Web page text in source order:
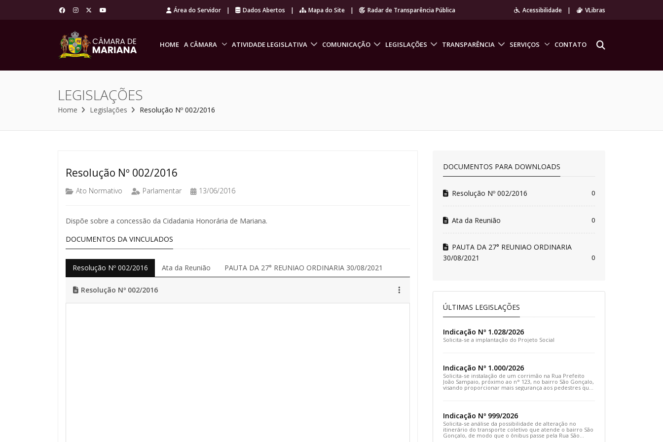
Área do Servidor | Dados Abertos | Mapa do Site | Radar de Transparência Pública Acessibilidade | VLibras
HOME A CÂMARA ATIVIDADE LEGISLATIVA COMUNICAÇÃO LEGISLAÇÕES TRANSPARÊNCIA SERVIÇOS CONTATO
LEGISLAÇÕES
Home Legislações Resolução Nº 002/2016
Resolução Nº 002/2016
Ato Normativo Parlamentar 13/06/2016
Dispõe sobre a concessão da Cidadania Honorária de Mariana.
DOCUMENTOS DA VINCULADOS
Resolução Nº 002/2016 Ata da Reunião PAUTA DA 27° REUNIAO ORDINARIA 30/08/2021
Resolução Nº 002/2016
DOCUMENTOS PARA DOWNLOADS
Resolução Nº 002/2016 0
Ata da Reunião 0
PAUTA DA 27° REUNIAO ORDINARIA
30/08/2021
0
ÚLTIMAS LEGISLAÇÕES
Indicação Nº 1.028/2026
Solicita-se a implantação do Projeto Social
Indicação Nº 1.000/2026
Solicita-se instalação de um corrimão na Rua Prefeito
João Sampaio, próximo ao n° 123, no bairro São Gonçalo,
visando proporcionar mais segurança aos pedestres que
Indicação Nº 999/2026
Solicita-se análise da possibilidade de alteração no
itinerário do transporte coletivo que atende o bairro São
Gonçalo, de modo que o ônibus passe pela Rua São